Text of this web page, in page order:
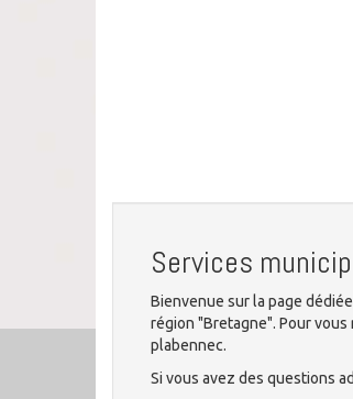
Services
Bienvenue sur la page
région "Bretagne". Pour
plabennec.
Si vous avez des questions